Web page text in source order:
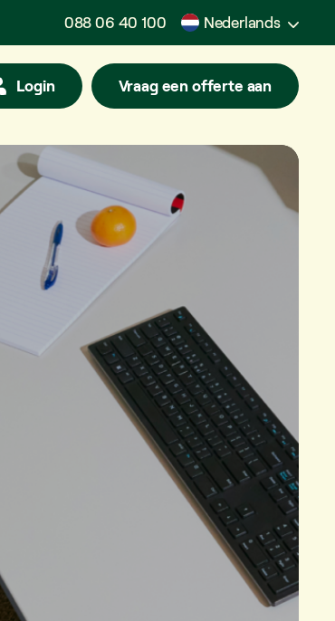
088 06 40 100 Nederlands
Login Vraag een offerte aan